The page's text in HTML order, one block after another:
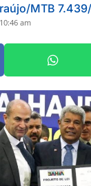
MTB
am